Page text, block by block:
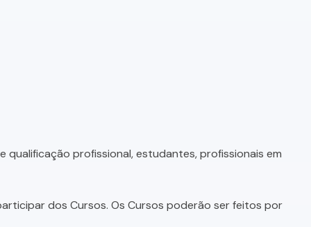
profissional, estudantes, profissionais em
dos Cursos. Os Cursos poderão ser feitos por